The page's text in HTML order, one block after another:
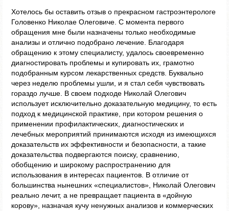
Хотелось бы оставить отзыв о прекрасном гастроэнтерологе
Головенко Николае Олеговиче. С момента первого
обращения мне были назначены только необходимые
анализы и отлично подобрано лечение. Благодаря
обращению к этому специалисту, удалось своевременно
диагностировать проблемы и купировать их, грамотно
подобранным курсом лекарственных средств. Буквально
через неделю проблемы ушли, и я стал себя чувствовать
гораздо лучше. В своем подходе Николай Олегович
использует исключительно доказательную медицину, то есть
подход к медицинской практике, при котором решения о
применении профилактических, диагностических и
лечебных мероприятий принимаются исходя из имеющихся
доказательств их эффективности и безопасности, а такие
доказательства подвергаются поиску, сравнению,
обобщению и широкому распространению для
использования в интересах пациентов. В отличие от
большинства нынешних «специалистов», Николай Олегович
реально лечит, а не превращает пациента в «дойную
корову», назначая кучу ненужных анализов и коммерческих